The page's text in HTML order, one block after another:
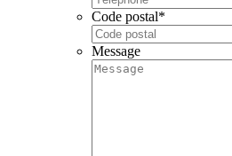
Code postal*
Message